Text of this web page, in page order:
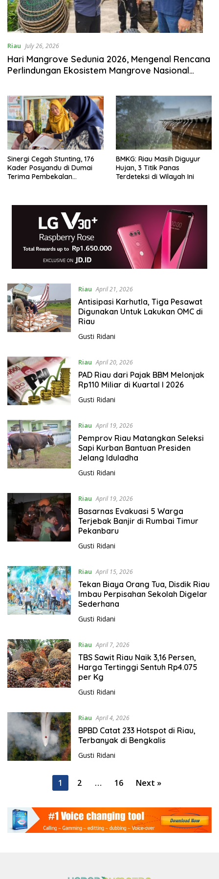
Riau July 26, 2026
Hari Mangrove Sedunia 2026, Mengenal Rencana
Perlindungan Ekosistem Mangrove Nasional
Sinergi Cegah Stunting, 176
Kader Posyandu di Dumai
Terima Pembekalan
BMKG: Riau Masih Diguyur
Hujan, 3 Titik Panas
Terdeteksi di Wilayah Ini
Riau April 21, 2026
Antisipasi Karhutla, Tiga Pesawat
Digunakan Untuk Lakukan OMC di
Riau
Gusti Ridani
Riau April 20, 2026
PAD Riau dari Pajak BBM Melonjak
Rp110 Miliar di Kuartal I 2026
Gusti Ridani
Riau April 19, 2026
Pemprov Riau Matangkan Seleksi
Sapi Kurban Bantuan Presiden
Jelang Iduladha
Gusti Ridani
Riau April 19, 2026
Basarnas Evakuasi 5 Warga
Terjebak Banjir di Rumbai Timur
Pekanbaru
Gusti Ridani
Riau April 15, 2026
Tekan Biaya Orang Tua, Disdik Riau
Imbau Perpisahan Sekolah Digelar
Sederhana
Gusti Ridani
Riau April 7, 2026
TBS Sawit Riau Naik 3,16 Persen,
Harga Tertinggi Sentuh Rp4.075
per Kg
Gusti Ridani
Riau April 4, 2026
BPBD Catat 233 Hotspot di Riau,
Terbanyak di Bengkalis
Gusti Ridani
s
s
1 2 … 16 Next »